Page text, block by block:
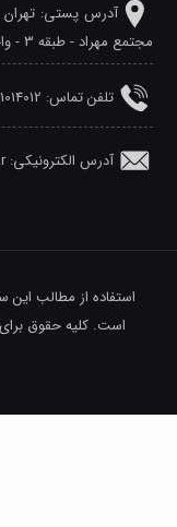
مجتمع مهراد - طبقه 3 - واحد 8
تلفن‌ تماس: 91014012-021
آدرس الکترونیکی: hpk@hpk.ir
استفاده از مطالب این
است. کلیه حقوق